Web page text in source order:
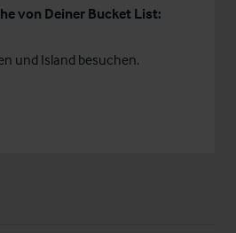
von Deiner Bucket List:
und Island besuchen.